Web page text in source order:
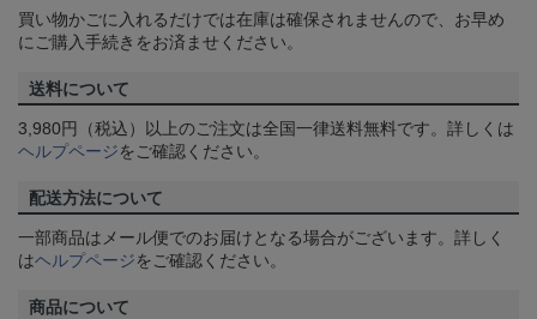
買い物かごに入れるだけでは在庫は確保されませんので、お早め
にご購入手続きをお済ませください。
送料について
3,980円（税込）以上のご注文は全国一律送料無料です。詳しくは
ヘルプページをご確認ください。
配送方法について
一部商品はメール便でのお届けとなる場合がございます。詳しく
はヘルプページをご確認ください。
商品について